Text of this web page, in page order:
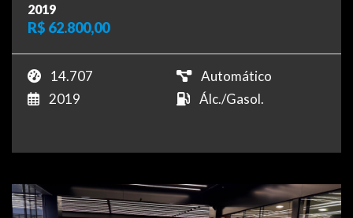
2019
R$ 62.800,00
14.707
Automático
2019
Álc./Gasol.